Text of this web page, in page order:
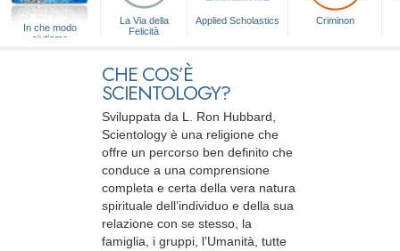
In che modo
aiutiamo
La Via della
Felicità
Applied Scholastics Criminon
CHE COS’È
SCIENTOLOGY?
Sviluppata da L. Ron Hubbard
Scientology è una religione che
offre un percorso ben definito che
conduce a una comprensione
completa e certa della vera natura
spirituale dell’individuo e della sua
relazione con se stesso, la
famiglia, i gruppi, l’Umanità, tutte